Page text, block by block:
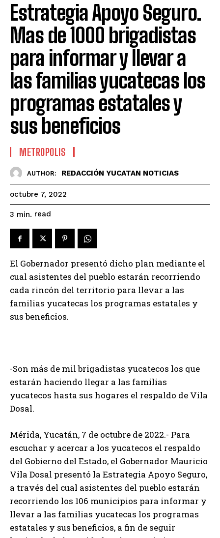
Estrategia Apoyo Seguro.
Mas de 1000 brigadistas
para informar y llevar a
las familias yucatecas los
programas estatales y
sus beneficios
METROPOLIS
AUTHOR: REDACCIÓN YUCATAN NOTICIAS
octubre 7, 2022
3 min. read
El Gobernador presentó dicho plan mediante el
cual asistentes del pueblo estarán recorriendo
cada rincón del territorio para llevar a las
familias yucatecas los programas estatales y
sus beneficios.
-Son más de mil brigadistas yucatecos los que
estarán haciendo llegar a las familias
yucatecos hasta sus hogares el respaldo de Vila
Dosal.
Mérida, Yucatán, 7 de octubre de 2022.- Para
escuchar y acercar a los yucatecos el respaldo
del Gobierno del Estado, el Gobernador Mauricio
Vila Dosal presentó la Estrategia Apoyo Seguro,
a través del cual asistentes del pueblo estarán
recorriendo los 106 municipios para informar y
llevar a las familias yucatecas los programas
estatales y sus beneficios, a fin de seguir